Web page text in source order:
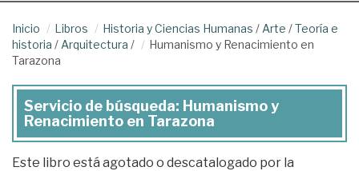
Inicio Libros Historia y Ciencias Humanas / Arte /Teoría e
historia / Arquitectura /
Humanismo y Renacimiento en
Tarazona
Servicio de búsqueda: Humanismo y
Renacimiento en Tarazona
Este libro está agotado o descatalogado por la